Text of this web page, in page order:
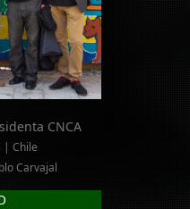
CNCA
| Chile
Carvajal